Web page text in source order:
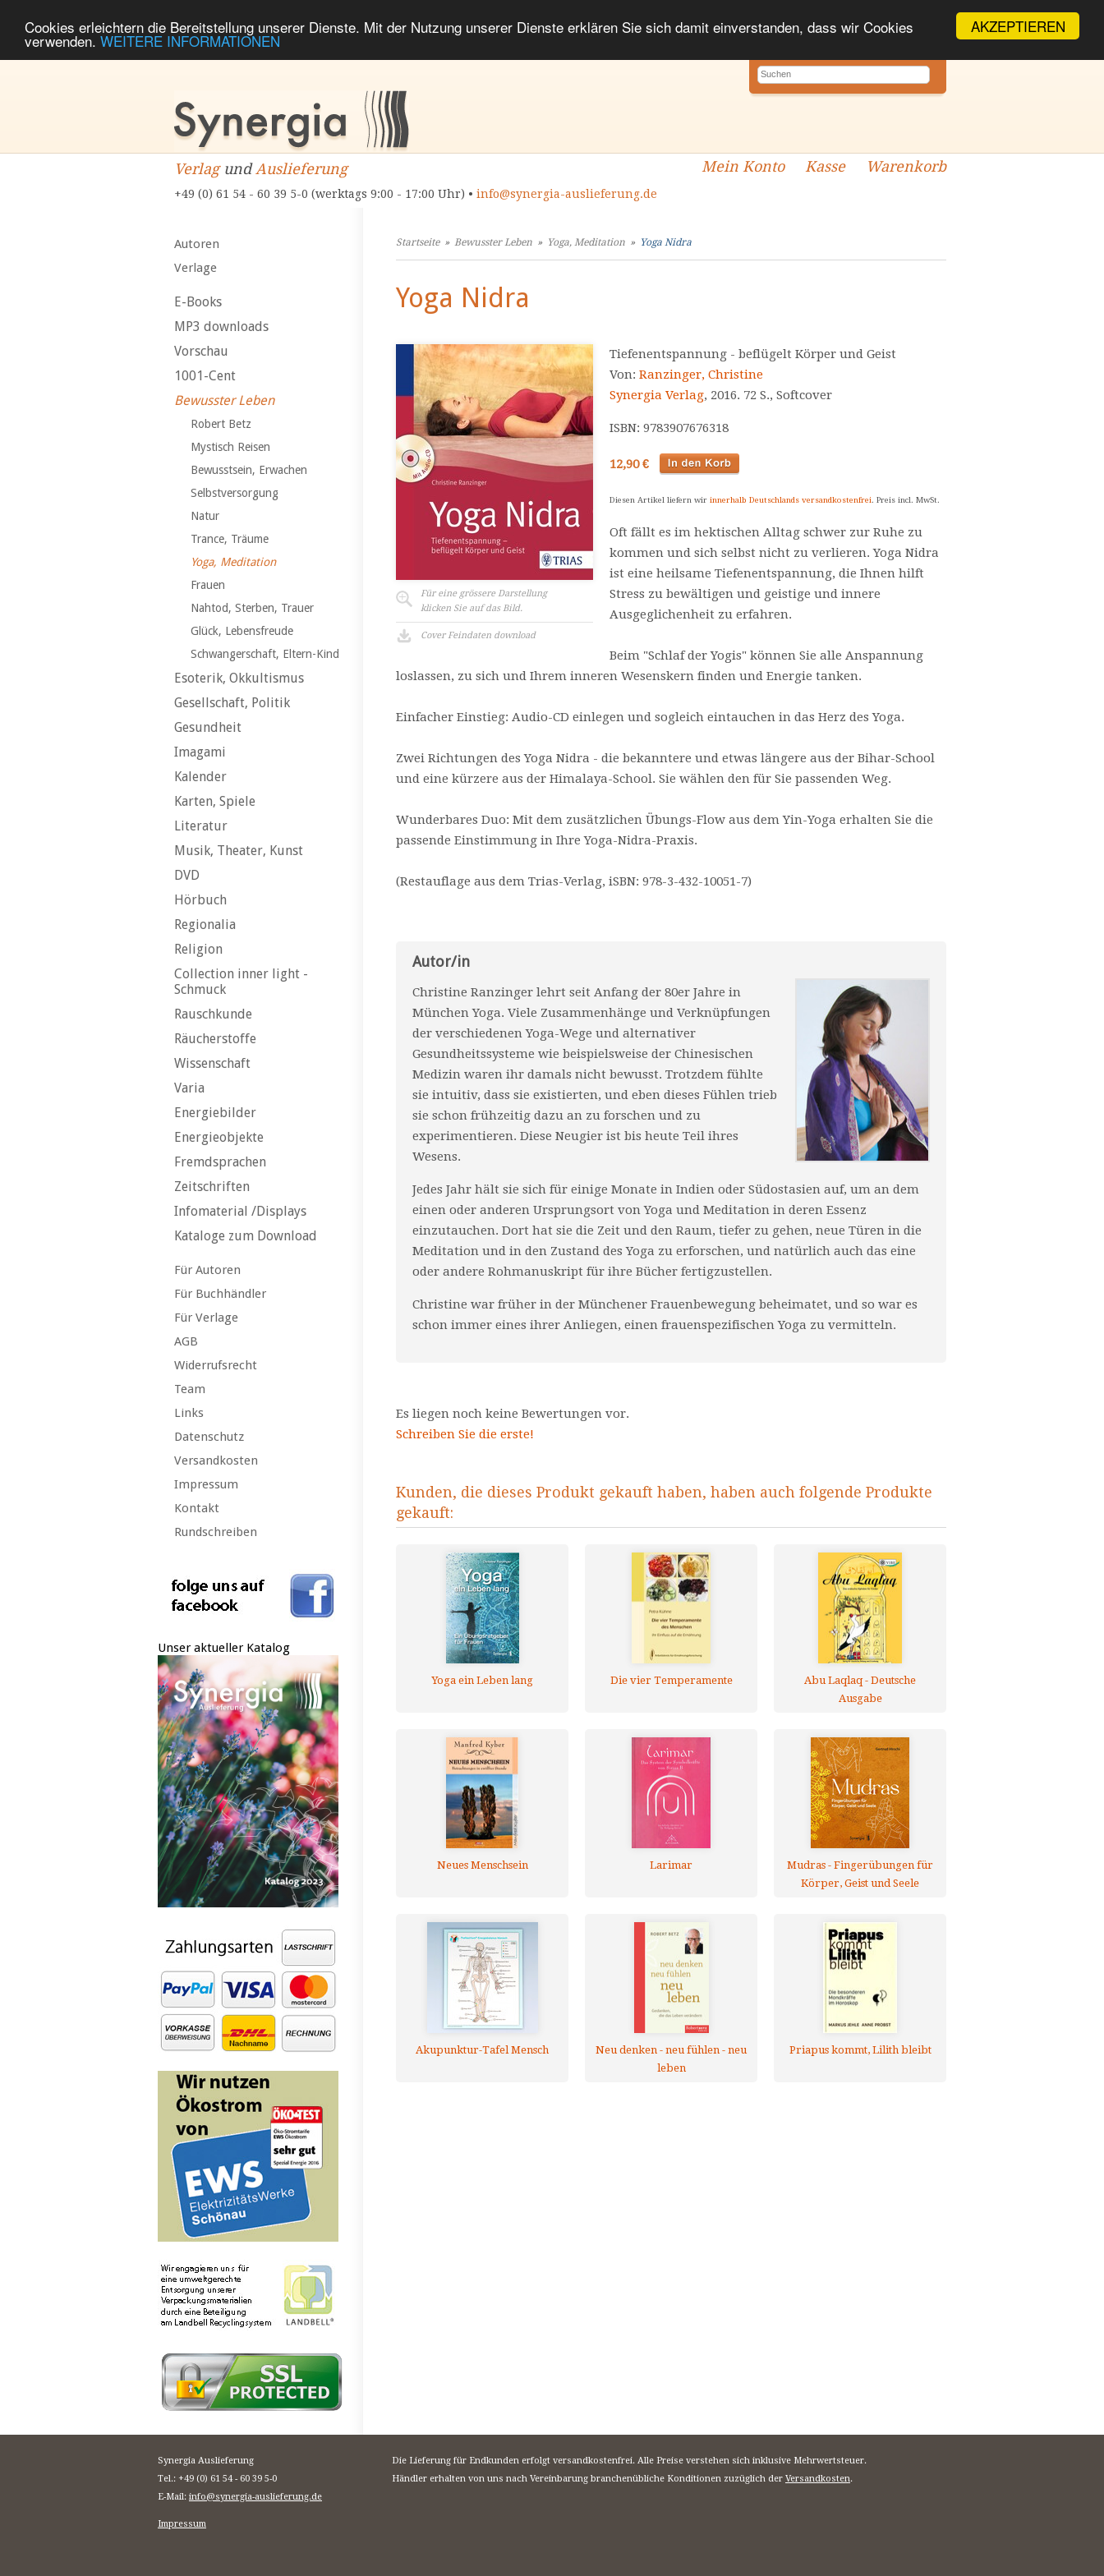
AKZEPTIEREN
Cookies erleichtern die Bereitstellung unserer Dienste. Mit der Nutzung unserer Dienste erklären Sie sich damit einverstanden, dass wir Cookies
verwenden. WEITERE INFORMATIONEN
VerlagundAuslieferung
+49 (0) 61 54 - 60 39 5-0 (werktags 9:00 - 17:00 Uhr) • info@synergia-auslieferung.de
Mein Konto Kasse Warenkorb
Autoren
Verlage
E-Books
MP3 downloads
Vorschau
1001-Cent
Bewusster Leben
Robert Betz
Mystisch Reisen
Bewusstsein, Erwachen
Selbstversorgung
Natur
Trance, Träume
Yoga, Meditation
Frauen
Nahtod, Sterben, Trauer
Glück, Lebensfreude
Schwangerschaft, Eltern-Kind
Esoterik, Okkultismus
Gesellschaft, Politik
Gesundheit
Imagami
Kalender
Karten, Spiele
Literatur
Musik, Theater, Kunst
DVD
Hörbuch
Regionalia
Religion
Collection inner light -
Schmuck
Rauschkunde
Räucherstoffe
Wissenschaft
Varia
Energiebilder
Energieobjekte
Fremdsprachen
Zeitschriften
Infomaterial /Displays
Kataloge zum Download
Für Autoren
Für Buchhändler
Für Verlage
AGB
Widerrufsrecht
Team
Links
Datenschutz
Versandkosten
Impressum
Kontakt
Rundschreiben
Unser aktueller Katalog
Startseite» Bewusster Leben » Yoga, Meditation » Yoga Nidra
Yoga Nidra
Für eine grössere Darstellung
klicken Sie auf das Bild.
Cover Feindaten download
Tiefenentspannung - beflügelt Körper und Geist
Von: Ranzinger, Christine
Synergia Verlag, 2016. 72 S., Softcover
ISBN: 9783907676318
12,90 €
Diesen Artikel liefern wir innerhalb Deutschlands versandkostenfrei. Preis incl. MwSt.
Oft fällt es im hektischen Alltag schwer zur Ruhe zu
kommen und sich selbst nicht zu verlieren. Yoga Nidra
ist eine heilsame Tiefenentspannung, die Ihnen hilft
Stress zu bewältigen und geistige und innere
Ausgeglichenheit zu erfahren.
Beim "Schlaf der Yogis" können Sie alle Anspannung
loslassen, zu sich und Ihrem inneren Wesenskern finden und Energie tanken.
Einfacher Einstieg: Audio-CD einlegen und sogleich eintauchen in das Herz des Yoga.
Zwei Richtungen des Yoga Nidra - die bekanntere und etwas längere aus der Bihar-School
und eine kürzere aus der Himalaya-School. Sie wählen den für Sie passenden Weg.
Wunderbares Duo: Mit dem zusätzlichen Übungs-Flow aus dem Yin-Yoga erhalten Sie die
passende Einstimmung in Ihre Yoga-Nidra-Praxis.
(Restauflage aus dem Trias-Verlag, iSBN: 978-3-432-10051-7)
Autor/in
Christine Ranzinger lehrt seit Anfang der 80er Jahre in
München Yoga. Viele Zusammenhänge und Verknüpfungen
der verschiedenen Yoga-Wege und alternativer
Gesundheitssysteme wie beispielsweise der Chinesischen
Medizin waren ihr damals nicht bewusst. Trotzdem fühlte
sie intuitiv, dass sie existierten, und eben dieses Fühlen trieb
sie schon frühzeitig dazu an zu forschen und zu
experimentieren. Diese Neugier ist bis heute Teil ihres
Wesens.
Jedes Jahr hält sie sich für einige Monate in Indien oder Südostasien auf, um an dem
einen oder anderen Ursprungsort von Yoga und Meditation in deren Essenz
einzutauchen. Dort hat sie die Zeit und den Raum, tiefer zu gehen, neue Türen in die
Meditation und in den Zustand des Yoga zu erforschen, und natürlich auch das eine
oder andere Rohmanuskript für ihre Bücher fertigzustellen.
Christine war früher in der Münchener Frauenbewegung beheimatet, und so war es
schon immer eines ihrer Anliegen, einen frauenspezifischen Yoga zu vermitteln.
Es liegen noch keine Bewertungen vor.
Schreiben Sie die erste!
Kunden, die dieses Produkt gekauft haben, haben auch folgende Produkte
gekauft:
Yoga ein Leben lang Die vier Temperamente
Abu Laqlaq - Deutsche
Ausgabe
Neues Menschsein Larimar
Mudras - Fingerübungen für
Körper, Geist und Seele
Akupunktur-Tafel Mensch
Neu denken - neu fühlen - neu
leben
Priapus kommt, Lilith bleibt
Synergia Auslieferung
Tel.: +49 (0) 61 54 - 60 39 5-0
E-Mail: info@synergia-auslieferung.de
Impressum
Die Lieferung für Endkunden erfolgt versandkostenfrei. Alle Preise verstehen sich inklusive Mehrwertsteuer.
Händler erhalten von uns nach Vereinbarung branchenübliche Konditionen zuzüglich der Versandkosten.